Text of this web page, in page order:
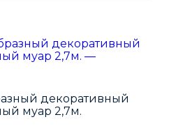
декоративный
муар 2,7м.